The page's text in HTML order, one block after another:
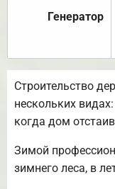
Генератор
Строительство
нескольких
когда дом
Зимой
зимнего леса, в